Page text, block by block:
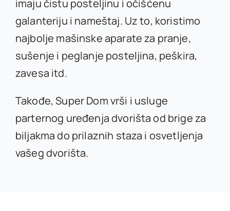
imaju čistu posteljinu i očišćenu
galanteriju i nameštaj. Uz to, koristimo
najbolje mašinske aparate za pranje,
sušenje i peglanje posteljina, peškira,
zavesa itd.
Takođe, Super Dom vrši i usluge
parternog uređenja dvorišta od brige za
biljakma do prilaznih staza i osvetljenja
vašeg dvorišta.